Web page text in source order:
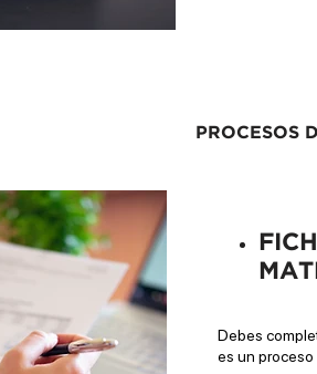
PROCESOS
Debes
es un